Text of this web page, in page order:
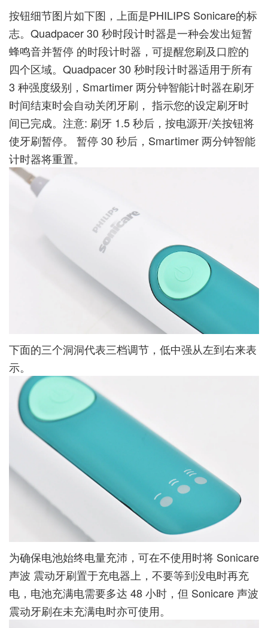
按钮细节图片如下图，上面是PHILIPS Sonicare的标
志。Quadpacer 30 秒时段计时器是一种会发出短暂
蜂鸣音并暂停 的时段计时器，可提醒您刷及口腔的
四个区域。Quadpacer 30 秒时段计时器适用于所有
3 种强度级别，Smartimer 两分钟智能计时器在刷牙
时间结束时会自动关闭牙刷， 指示您的设定刷牙时
间已完成。注意: 刷牙 1.5 秒后，按电源开/关按钮将
使牙刷暂停。 暂停 30 秒后，Smartimer 两分钟智能
计时器将重置。
下面的三个洞洞代表三档调节，低中强从左到右来表
示。
为确保电池始终电量充沛，可在不使用时将 Sonicare
声波 震动牙刷置于充电器上，不要等到没电时再充
电，电池充满电需要多达 48 小时，但 Sonicare 声波
震动牙刷在未充满电时亦可使用。